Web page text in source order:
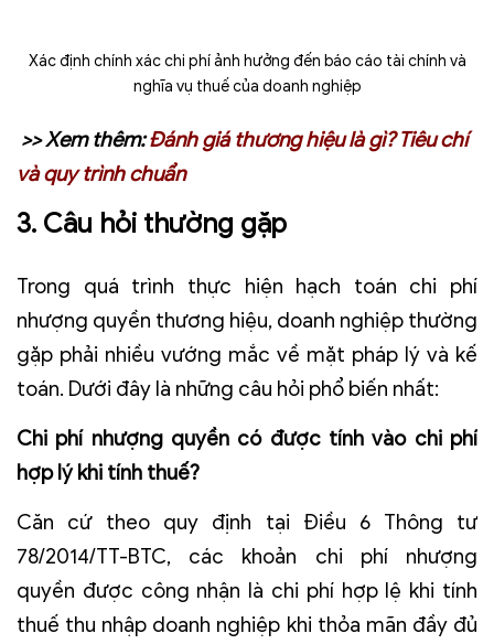
Xác định chính xác chi phí ảnh hưởng đến báo cáo tài chính và
nghĩa vụ thuế của doanh nghiệp
>> Xem thêm:Đánh giá thương hiệu là gì? Tiêu chí
và quy trình chuẩn
3. Câu hỏi thường gặp
Trong quá trình thực hiện hạch toán chi phí
nhượng quyền thương hiệu, doanh nghiệp thường
gặp phải nhiều vướng mắc về mặt pháp lý và kế
toán. Dưới đây là những câu hỏi phổ biến nhất:
Chi phí nhượng quyền có được tính vào chi phí
hợp lý khi tính thuế?
Căn cứ theo quy định tại Điều 6 Thông tư
78/2014/TT-BTC, các khoản chi phí nhượng
quyền được công nhận là chi phí hợp lệ khi tính
thuế thu nhập doanh nghiệp khi thỏa mãn đầy đủ